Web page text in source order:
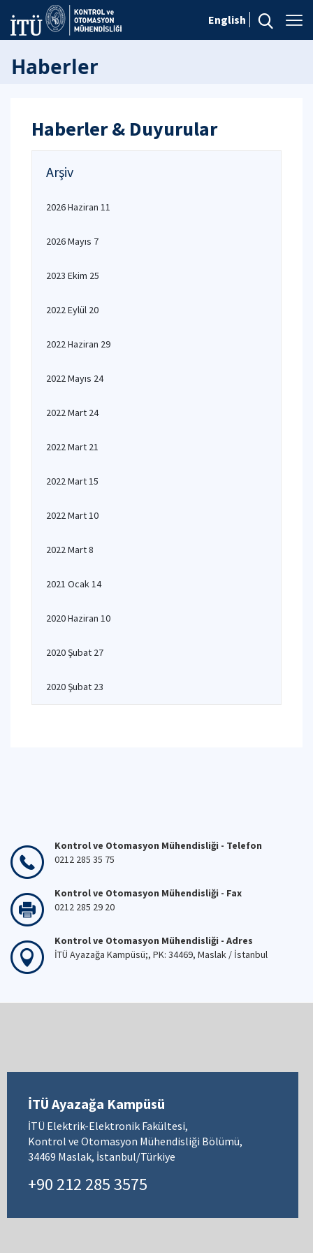
English
Haberler
Haberler & Duyurular
Arşiv
2026 Haziran 11
2026 Mayıs 7
2023 Ekim 25
2022 Eylül 20
2022 Haziran 29
2022 Mayıs 24
2022 Mart 24
2022 Mart 21
2022 Mart 15
2022 Mart 10
2022 Mart 8
2021 Ocak 14
2020 Haziran 10
2020 Şubat 27
2020 Şubat 23
Kontrol ve Otomasyon Mühendisliği - Telefon
0212 285 35 75
Kontrol ve Otomasyon Mühendisliği - Fax
0212 285 29 20
Kontrol ve Otomasyon Mühendisliği - Adres
İTÜ Ayazağa Kampüsü;, PK: 34469, Maslak / İstanbul
İTÜ Ayazağa Kampüsü
İTÜ Elektrik-Elektronik Fakültesi,
Kontrol ve Otomasyon Mühendisliği Bölümü,
34469 Maslak, İstanbul/Türkiye
+90 212 285 3575